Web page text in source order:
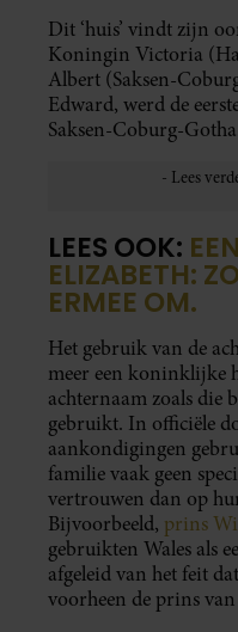
Dit ‘huis’ vindt zijn
Koningin Victoria
Albert (Saksen-
Edward, werd de
Saksen-Coburg-
LEES OOK:
ELIZABETH:
ERMEE OM.
Het gebruik van de
meer een koninklijke
achternaam zoals die
gebruikt. In officiële
aankondigingen
familie vaak geen
vertrouwen dan op
Bijvoorbeeld, prins
gebruikten Wales als
afgeleid van het feit
voorheen de prins van